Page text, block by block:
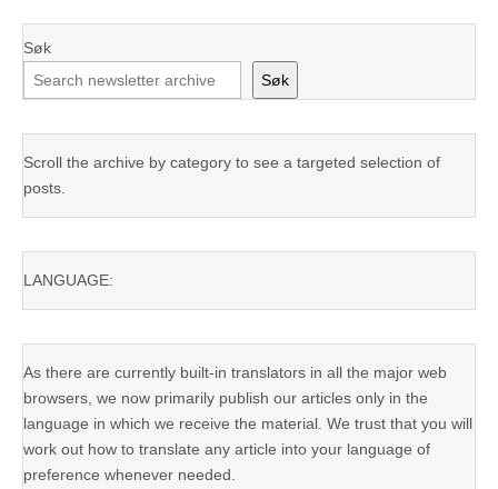
Søk
Søk
Scroll the archive by category to see a targeted selection of
posts.
LANGUAGE:
As there are currently built-in translators in all the major web
browsers, we now primarily publish our articles only in the
language in which we receive the material. We trust that you will
work out how to translate any article into your language of
preference whenever needed.